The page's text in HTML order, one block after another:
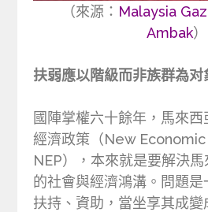
（來源： Malaysia
Ambak）
扶弱應以階級而非族群為对
國陣掌權六十餘年，馬來
經濟政策（New Economic
NEP），本來就是要解決
的社會與經濟鴻溝。問題
扶持、資助，當坐享其成